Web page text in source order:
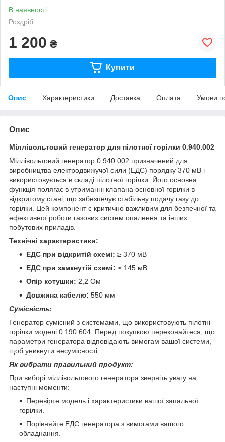
В наявності
Роздріб
1 200 ₴
Купити
Опис Характеристики Доставка Оплата Умови
Опис
Міллівольтовий генератор для пілотної горілки 0.940.002
Міллівольтовий генератор 0.940.002 призначений для
виробництва електродвижучої сили (ЕДС) порядку 370 мВ і
використовується в складі пілотної горілки. Його основна
функція полягає в утриманні клапана основної горілки в
відкритому стані, що забезпечує стабільну подачу газу до
горілки. Цей компонент є критично важливим для безпечної та
ефективної роботи газових систем опалення та інших
побутових приладів.
Технічні характеристики:
ЕДС при відкритій схемі: ≥ 370 мВ
ЕДС при замкнутій схемі: ≥ 145 мВ
Опір котушки: 2,2 Ом
Довжина кабелю: 550 мм
Сумісність:
Генератор сумісний з системами, що використовують пілотні
горілки моделі 0.190.604. Перед покупкою переконайтеся, що
параметри генератора відповідають вимогам вашої системи,
щоб уникнути несумісності.
Як вибрати правильний продукт:
При виборі міллівольтового генератора зверніть увагу на
наступні моменти:
Перевірте модель і характеристики вашої запальної
горілки.
Порівняйте ЕДС генератора з вимогами вашого
обладнання.